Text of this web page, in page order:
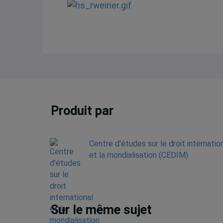
Produit par
Centre d'études sur le droit
et la mondialisation (CEDIM)
Sur le même sujet